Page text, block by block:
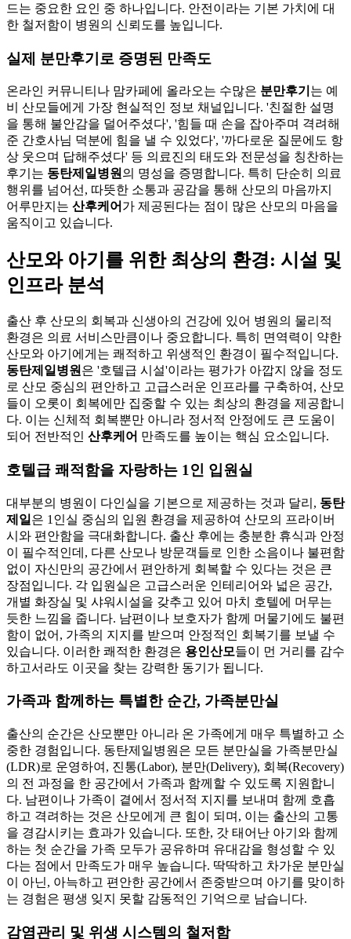
드는 중요한 요인 중 하나입니다. 안전이라는 기본 가치에 대
한 철저함이 병원의 신뢰도를 높입니다.
실제 분만후기로 증명된 만족도
온라인 커뮤니티나 맘카페에 올라오는 수많은 분만후기 는 예
비 산모들에게 가장 현실적인 정보 채널입니다. '친절한 설명
을 통해 불안감을 덜어주셨다', '힘들 때 손을 잡아주며 격려해
준 간호사님 덕분에 힘을 낼 수 있었다', '까다로운 질문에도 항
상 웃으며 답해주셨다' 등 의료진의 태도와 전문성을 칭찬하는
후기는 동탄제일병원 의 명성을 증명합니다. 특히 단순히 의료
행위를 넘어선, 따뜻한 소통과 공감을 통해 산모의 마음까지
어루만지는 산후케어 가 제공된다는 점이 많은 산모의 마음을
움직이고 있습니다.
산모와 아기를 위한 최상의 환경: 시설 및
인프라 분석
출산 후 산모의 회복과 신생아의 건강에 있어 병원의 물리적
환경은 의료 서비스만큼이나 중요합니다. 특히 면역력이 약한
산모와 아기에게는 쾌적하고 위생적인 환경이 필수적입니다.
동탄제일병원 은 '호텔급 시설'이라는 평가가 아깝지 않을 정도
로 산모 중심의 편안하고 고급스러운 인프라를 구축하여, 산모
들이 오롯이 회복에만 집중할 수 있는 최상의 환경을 제공합니
다. 이는 신체적 회복뿐만 아니라 정서적 안정에도 큰 도움이
되어 전반적인 산후케어 만족도를 높이는 핵심 요소입니다.
호텔급 쾌적함을 자랑하는 1인 입원실
대부분의 병원이 다인실을 기본으로 제공하는 것과 달리, 동탄
제일 은 1인실 중심의 입원 환경을 제공하여 산모의 프라이버
시와 편안함을 극대화합니다. 출산 후에는 충분한 휴식과 안정
이 필수적인데, 다른 산모나 방문객들로 인한 소음이나 불편함
없이 자신만의 공간에서 편안하게 회복할 수 있다는 것은 큰
장점입니다. 각 입원실은 고급스러운 인테리어와 넓은 공간,
개별 화장실 및 샤워시설을 갖추고 있어 마치 호텔에 머무는
듯한 느낌을 줍니다. 남편이나 보호자가 함께 머물기에도 불편
함이 없어, 가족의 지지를 받으며 안정적인 회복기를 보낼 수
있습니다. 이러한 쾌적한 환경은 용인산모들이 먼 거리를 감수
하고서라도 이곳을 찾는 강력한 동기가 됩니다.
가족과 함께하는 특별한 순간, 가족분만실
출산의 순간은 산모뿐만 아니라 온 가족에게 매우 특별하고 소
중한 경험입니다. 동탄제일병원은 모든 분만실을 가족분만실
(LDR)로 운영하여, 진통(Labor), 분만(Delivery), 회복(Recovery)
의 전 과정을 한 공간에서 가족과 함께할 수 있도록 지원합니
다. 남편이나 가족이 곁에서 정서적 지지를 보내며 함께 호흡
하고 격려하는 것은 산모에게 큰 힘이 되며, 이는 출산의 고통
을 경감시키는 효과가 있습니다. 또한, 갓 태어난 아기와 함께
하는 첫 순간을 가족 모두가 공유하며 유대감을 형성할 수 있
다는 점에서 만족도가 매우 높습니다. 딱딱하고 차가운 분만실
이 아닌, 아늑하고 편안한 공간에서 존중받으며 아기를 맞이하
는 경험은 평생 잊지 못할 감동적인 기억으로 남습니다.
감염관리 및 위생 시스템의 철저함